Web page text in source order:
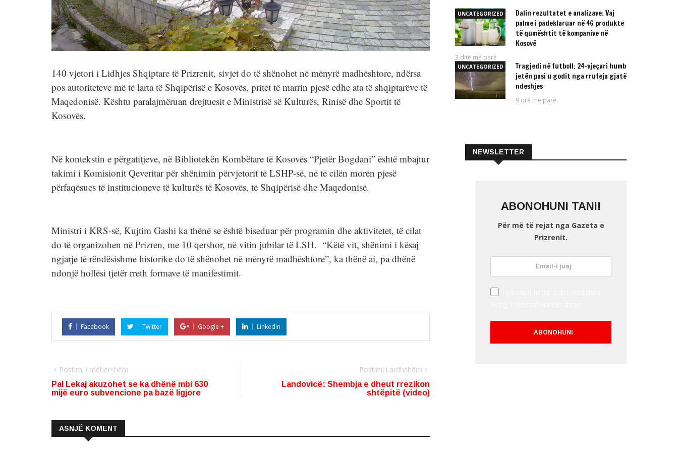
140 vjetori i Lidhjes Shqiptare të Prizrenit, sivjet do të shënohet në mënyrë madhështore, ndërsa
pos autoriteteve më të larta të Shqipërisë e Kosovës, pritet të marrin pjesë edhe ata të shqiptarëve të
Maqedonisë. Kështu paralajmëruan drejtuesit e Ministrisë së Kulturës, Rinisë dhe Sportit të
Kosovës.
Në kontekstin e përgatitjeve, në Bibliotekën Kombëtare të Kosovës “Pjetër Bogdani” është mbajtur
takimi i Komisionit Qeveritar për shënimin përvjetorit të LSHP-së, në të cilën morën pjesë
përfaqësues të institucioneve të kulturës të Kosovës, të Shqipërisë dhe Maqedonisë.
Ministri i KRS-së, Kujtim Gashi ka thënë se është biseduar për programin dhe aktivitetet, të cilat
do të organizohen në Prizren, me 10 qershor, në vitin jubilar të LSH. “Këtë vit, shënimi i kësaj
ngjarje të rëndësishme historike do të shënohet në mënyrë madhështore”, ka thënë ai, pa dhënë
ndonjë hollësi tjetër rreth formave të manifestimit.
Facebook Twitter Google + LinkedIn
Postimi i mëhershëm
Pal Lekaj akuzohet se ka dhënë mbi 630
mijë euro subvencione pa bazë ligjore
Postimi i ardhshëm
Landovicë: Shembja e dheut rrezikon
shtëpitë (video)
ASNJË KOMENT
UNCATEGORIZED
Dalin rezultatet e analizave: Vaj
palme i padeklaruar në 46 produkte
të qumështit të kompanive në
Kosovë
3 ditë më parë
UNCATEGORIZED
Tragjedi në futboll: 24-vjeçari humb
jetën pasi u godit nga rrufeja gjatë
ndeshjes
9 orë më parë
NEWSLETTER
ABONOHUNI TANI!
Për më të rejat nga Gazeta e
Prizrenit.